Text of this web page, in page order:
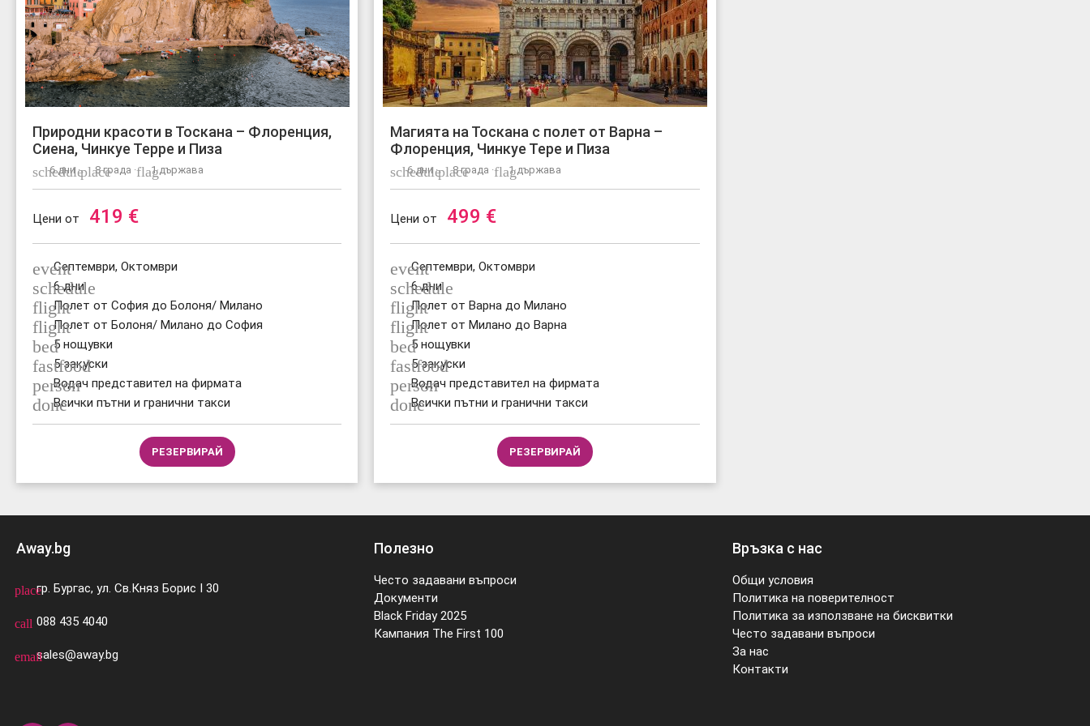
Природни красоти в Тоскана – Флоренция,
Сиена, Чинкуе Терре и Пиза
schedule
6 дни ·place8 града ·flag1 държава
Цени от 419 €
event
Септември, Октомври
schedule
6 дни
flightПолет от София до Болоня/ Милано
flightПолет от Болоня/ Милано до София
bed5 нощувки
fastfood
5 закуски
person
Водач представител на фирмата
doneВсички пътни и гранични такси
РЕЗЕРВИРАЙ
Магията на Тоскана с полет от Варна –
Флоренция, Чинкуе Тере и Пиза
schedule
6 дни ·place8 града ·flag1 държава
Цени от 499 €
event
Септември, Октомври
schedule
6 дни
flightПолет от Варна до Милано
flightПолет от Милано до Варна
bed5 нощувки
fastfood
5 закуски
person
Водач представител на фирмата
doneВсички пътни и гранични такси
РЕЗЕРВИРАЙ
Away.bg
placeгр. Бургас, ул. Св.Княз Борис I 30
call 088 435 4040
emailsales@away.bg
Полезно
Често задавани въпроси
Документи
Black Friday 2025
Кампания The First 100
Връзка с нас
Общи условия
Политика на поверителност
Политика за използване на бисквитки
Често задавани въпроси
За нас
Контакти